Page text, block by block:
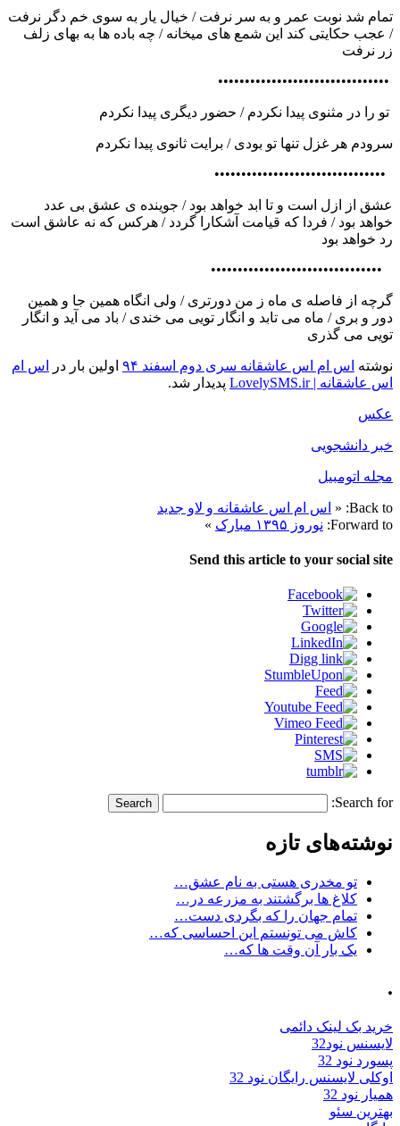
تمام شد نوبت عمر و به سر نرفت / خیال یار به سوی خم دگر نرفت
/ عجب حکایتی کند این شمع های میخانه / چه باده ها به بهای زلف
زر نرفت
••••••••••••••••••••••••••••••••
تو را در مثنوی پیدا نکردم / حضور دیگری پیدا نکردم
سرودم هر غزل تنها تو بودی / برایت ثانوی پیدا نکردم
••••••••••••••••••••••••••••••••
عشق از ازل است و تا ابد خواهد بود / جوینده ی عشق بی عدد
خواهد بود / فردا که قیامت آشکارا گردد / هرکس که نه عاشق است
رد خواهد بود
••••••••••••••••••••••••••••••••
گرچه از فاصله ی ماه ز من دورتری / ولی انگاه همین جا و همین
دور و بری / ماه می تابد و انگار تویی می خندی / باد می آید و انگار
تویی می گذری
نوشته اس ام اس عاشقانه سری دوم اسفند ۹۴ اولین بار در
اس ام
اس عاشقانه | LovelySMS.ir
پدیدار شد.
عکس
خبر دانشجویی
مجله اتومبیل
Back to:
« اس ام اس عاشقانه و لاو جدید
Forward to: نوروز ۱۳۹۵ مبارک »
Send this article to your social site
Search for:
نوشته‌های تازه
تو مخدری هستی به نام عشق…
کلاغ ها برگشتند به مزرعه در…
تمام جهان را که بگردی دست…
کاش می تونستم این احساسی که…
یک بار آن وقت ها که…
.
خرید بک لینک دائمی
لایسنس نود32
پسورد نود 32
اوکلی لایسنس رایگان نود 32
همیار نود 32
بهترین سئو